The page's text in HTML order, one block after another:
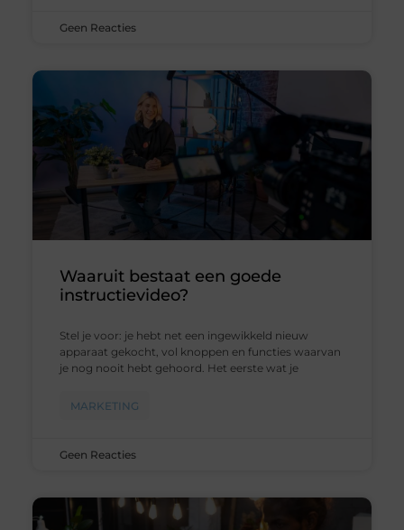
Geen Reacties
Waaruit bestaat een goede
instructievideo?
Stel je voor: je hebt net een ingewikkeld nieuw
apparaat gekocht, vol knoppen en functies waarvan
je nog nooit hebt gehoord. Het eerste wat je
MARKETING
Geen Reacties